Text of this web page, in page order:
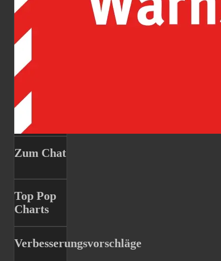
Zum Chat
Top Pop
Charts
Verbesserungsvorschläge